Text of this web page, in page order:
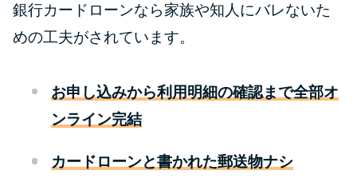
最速！最短40分で借りられるカ
種類や特徴で探す
銀行カードローンなら家族や知人にバレないた
めの工夫がされています。
お申し込みから利用明細の確認まで全部オ
ンライン完結
カードローンと書かれた郵送物ナシ